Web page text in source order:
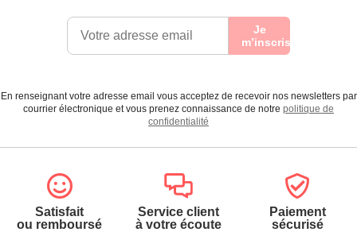
Je
m’inscris
En renseignant votre adresse email vous acceptez de recevoir nos newsletters par
courrier électronique et vous prenez connaissance de notre politique de
confidentialité
Satisfait
ou remboursé
Service client
à votre écoute
Paiement
sécurisé